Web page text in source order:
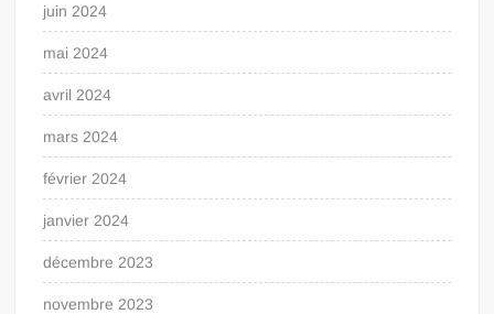
juin 2024
mai 2024
avril 2024
mars 2024
février 2024
janvier 2024
décembre 2023
novembre 2023